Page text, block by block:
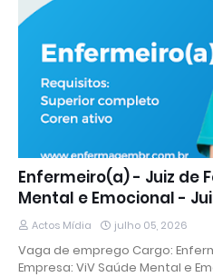
Enfermeiro(a) - Juiz de
Mental e Emocional -
Actos Mídia julho 05, 2026
Vaga de emprego Cargo:
Empresa: ViV Saúde Mental e